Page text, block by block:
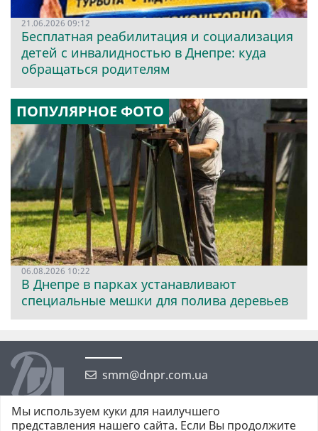
21.06.2026 09:12
Бесплатная реабилитация и социализация
детей с инвалидностью в Днепре: куда
обращаться родителям
ПОПУЛЯРНОЕ ФОТО
06.08.2026 10:22
В Днепре в парках устанавливают
специальные мешки для полива деревьев
smm@dnpr.com.ua
Мы используем куки для наилучшего
представления нашего сайта. Если Вы продолжите